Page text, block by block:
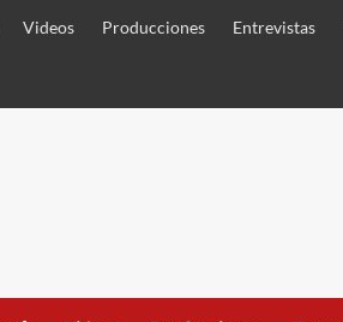
Videos Producciones Entrevistas